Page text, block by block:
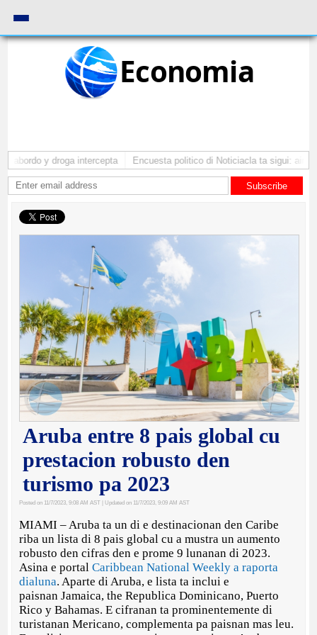
Economia
abordo y droga intercepta Encuesta politico di Noticiacla ta sigui: ainda
Subscribe
Aruba entre 8 pais global cu
prestacion robusto den
turismo pa 2023
Posted on 11/7/2023, 9:08 AM AST | Updated on 11/7/2023, 9:09 AM AST
MIAMI – Aruba ta un di e destinacionan den Caribe
riba un lista di 8 pais global cu a mustra un aumento
robusto den cifras den e prome 9 lunanan di 2023.
Asina e portal Caribbean National Weekly a raporta
dialuna. Aparte di Aruba, e lista ta inclui e
paisnan Jamaica, the Republica Dominicano, Puerto
Rico y Bahamas. E cifranan ta prominentemente di
turistanan Mericano, complementa pa paisnan mas leu.